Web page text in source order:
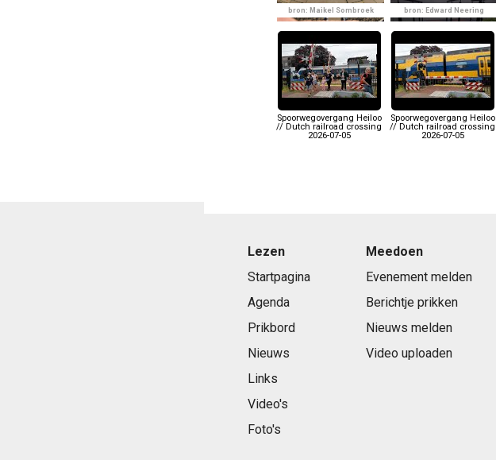
bron: Maikel Sombroek bron: Edward Neering
Spoorwegovergang Heiloo
// Dutch railroad crossing
2026-07-05
Spoorwegovergang Heiloo
// Dutch railroad crossing
2026-07-05
Lezen
Startpagina
Agenda
Prikbord
Nieuws
Links
Video's
Foto's
Meedoen
Evenement melden
Berichtje prikken
Nieuws melden
Video uploaden